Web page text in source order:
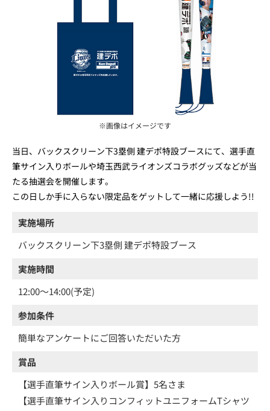
※画像はイメージです
当日、バックスクリーン下3塁側 建デポ特設ブースにて、選手直
筆サイン入りボールや埼玉西武ライオンズコラボグッズなどが当
たる抽選会を開催します。
この日しか手に入らない限定品をゲットして一緒に応援しよう!!
実施場所
バックスクリーン下3塁側 建デポ特設ブース
実施時間
12:00～14:00(予定)
参加条件
簡単なアンケートにご回答いただいた方
賞品
【選手直筆サイン入りボール賞】5名さま
【選手直筆サイン入りコンフィットユニフォームTシャツ